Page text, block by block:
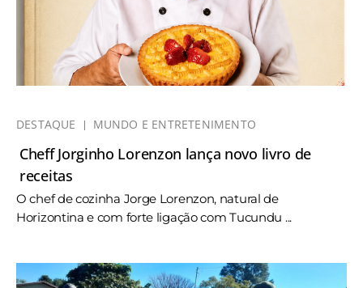
DESTAQUE MUNDO E ENTRETENIMENTO
Cheff Jorginho Lorenzon lança novo livro de
receitas
O chef de cozinha Jorge Lorenzon, natural de
Horizontina e com forte ligação com Tucundu ...